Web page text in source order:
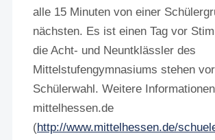
alle 15 Minuten von einer
nächsten. Es ist einen Tag vor
die Acht- und Neuntklässler des
Mittelstufengymnasiums stehen
Schülerwahl. Weitere
mittelhessen.de
(http://www.mittelhessen.de/